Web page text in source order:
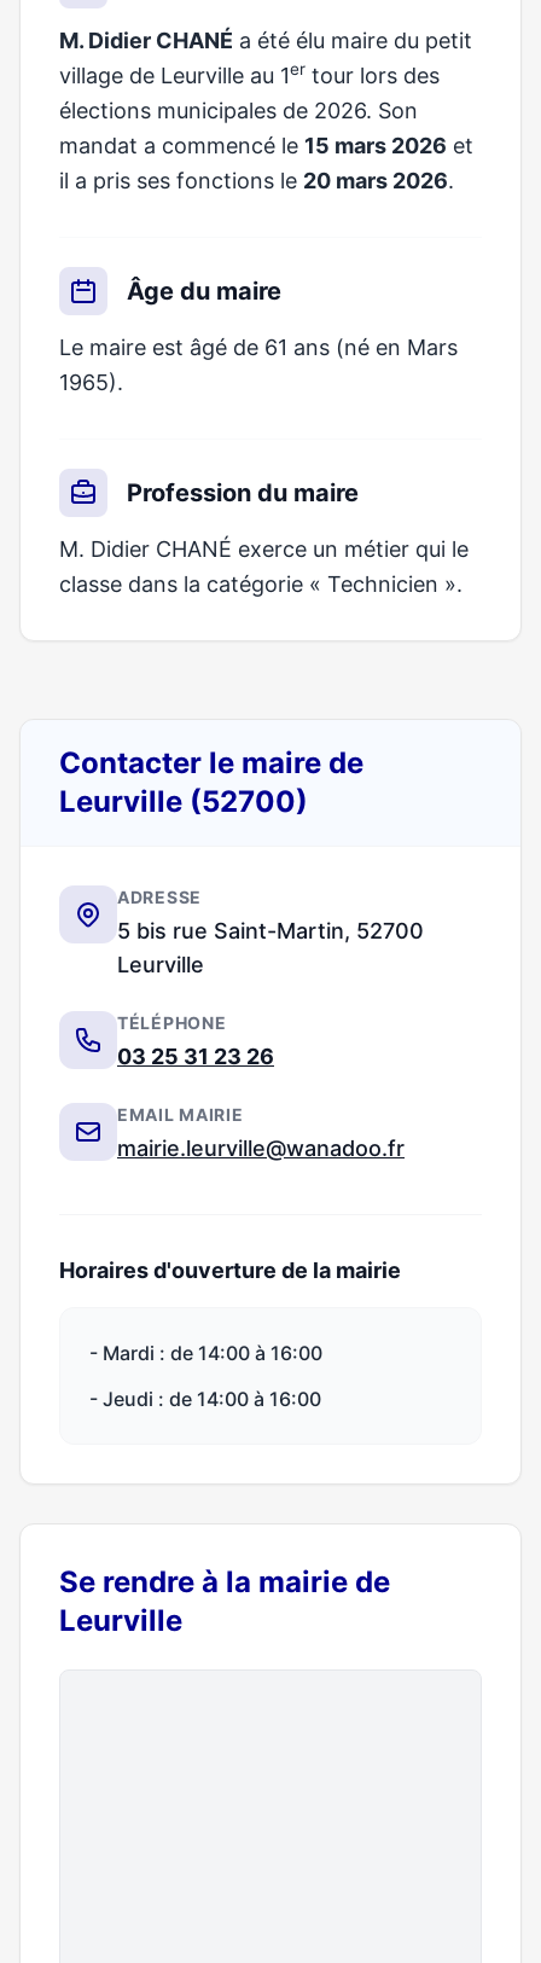
M. Didier CHANÉ a été élu maire du petit
village de Leurville au 1er tour lors des
élections municipales de 2026. Son
mandat a commencé le 15 mars 2026 et
il a pris ses fonctions le 20 mars 2026.
Âge du maire
Le maire est âgé de 61 ans (né en Mars
1965).
Profession du maire
M. Didier CHANÉ exerce un métier qui le
classe dans la catégorie « Technicien ».
Contacter le maire de
Leurville (52700)
ADRESSE
5 bis rue Saint-Martin, 52700
Leurville
TÉLÉPHONE
03 25 31 23 26
EMAIL MAIRIE
mairie.leurville@wanadoo.fr
Horaires d'ouverture de la mairie
- Mardi : de 14:00 à 16:00
- Jeudi : de 14:00 à 16:00
Se rendre à la mairie de
Leurville